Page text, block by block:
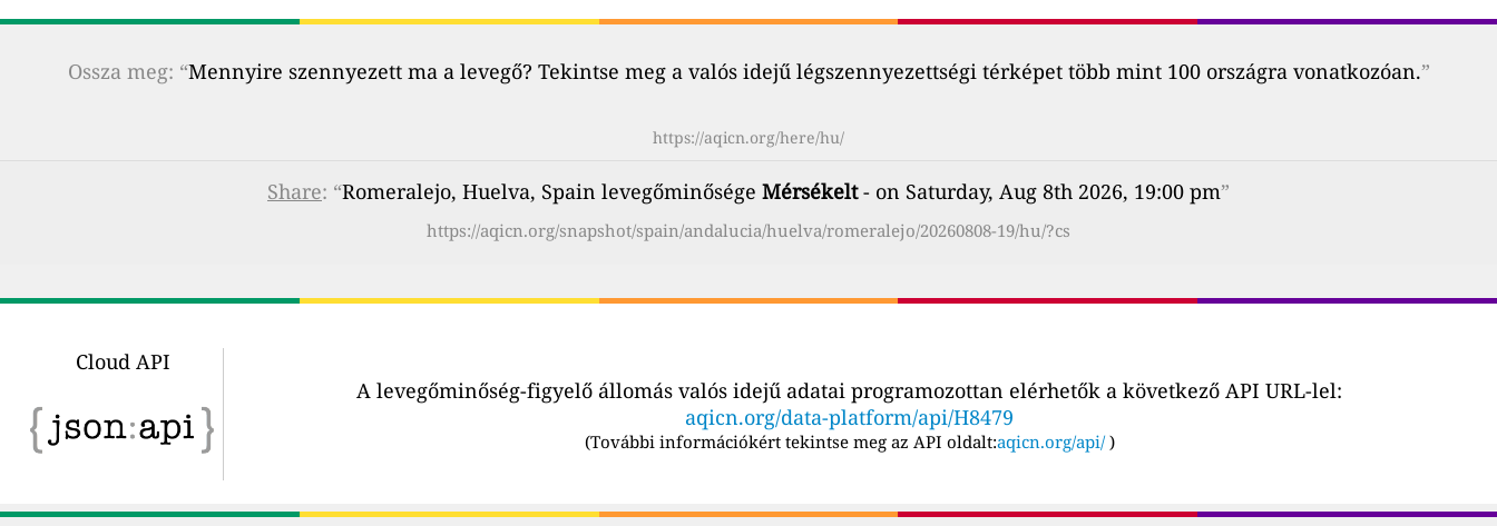
Ossza meg: “Mennyire szennyezett ma a levegő? Tekintse meg a valós idejű légszennyezettségi térképet több mint 100 országra vonatkozóan.”
https://aqicn.org/here/hu/
Share: “Romeralejo, Huelva, Spain levegőminősége Mérsékelt- on Saturday, Aug 8th 2026, 19:00 pm”
https://aqicn.org/snapshot/spain/andalucia/huelva/romeralejo/20260808-19/hu/?cs
Cloud API
A levegőminőség-figyelő állomás valós idejű adatai programozottan elérhetők a következő API URL-lel:
aqicn.org/data-platform/api/H8479
(További információkért tekintse meg az API oldalt:aqicn.org/api/ )